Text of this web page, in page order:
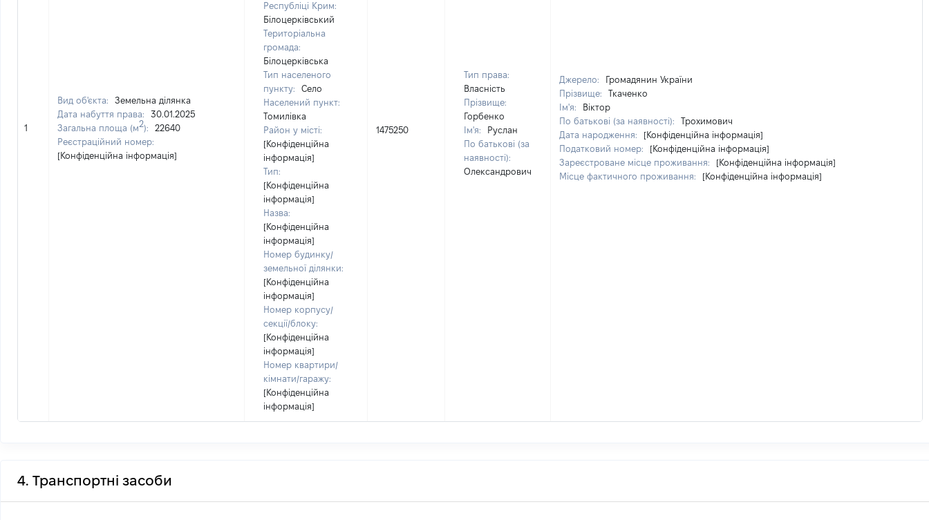
1
Вид об'єкта:
Земельна ділянка
Дата набуття права:
30.01.2025
Загальна площа (м2):
22640
Реєстраційний номер:
[Конфіденційна інформація]
Республіці Крим:
Білоцерківський
Територіальна
громада:
Білоцерківська
Тип населеного
пункту:
Село
Населений пункт:
Томилівка
Район у місті:
[Конфіденційна
інформація]
Тип:
[Конфіденційна
інформація]
Назва:
[Конфіденційна
інформація]
Номер будинку/
земельної ділянки:
[Конфіденційна
інформація]
Номер корпусу/
секції/блоку:
[Конфіденційна
інформація]
Номер квартири/
кімнати/гаражу:
[Конфіденційна
інформація]
1475250
Тип права:
Власність
Прізвище:
Горбенко
Ім'я:
Руслан
По батькові (за
наявності):
Олександрович
Джерело:
Громадянин України
Прізвище:
Ткаченко
Ім'я:
Віктор
По батькові (за наявності):
Трохимович
Дата народження:
[Конфіденційна інформація]
Податковий номер:
[Конфіденційна інформація]
Зареєстроване місце проживання:
[Конфіденційна інформація]
Місце фактичного проживання:
[Конфіденційна інформація]
4. Транспортні засоби